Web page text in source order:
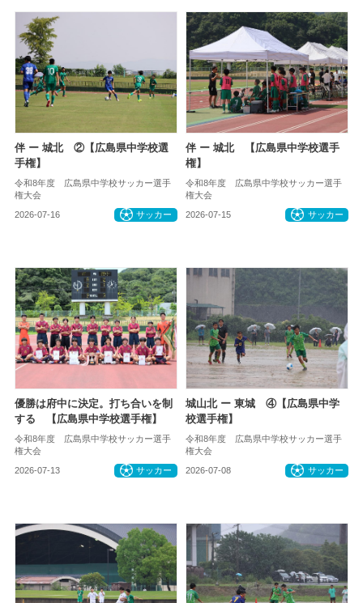
伴 ー 城北 ②【広島県中学校選
手権】
令和8年度 広島県中学校サッカー選手
権大会
2026-07-16 サッカー
伴 ー 城北 【広島県中学校選手
権】
令和8年度 広島県中学校サッカー選手
権大会
2026-07-15 サッカー
優勝は府中に決定。打ち合いを制
する 【広島県中学校選手権】
令和8年度 広島県中学校サッカー選手
権大会
2026-07-13 サッカー
城山北 ー 東城 ④【広島県中学
校選手権】
令和8年度 広島県中学校サッカー選手
権大会
2026-07-08 サッカー